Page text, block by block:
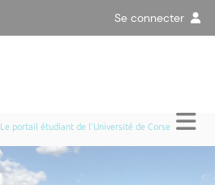
Se connecter
Le portail étudiant de l'Université de Corse